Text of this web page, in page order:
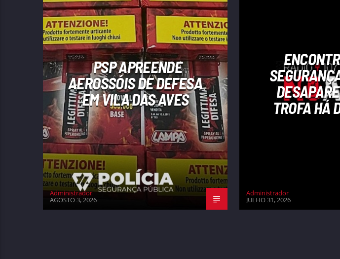
PSP APREENDE
AEROSSÓIS DE DEFESA
EM VILA DAS AVES
Administrador
AGOSTO 3, 2026
TROFA HÁ
Administrador
JULHO 31, 2026